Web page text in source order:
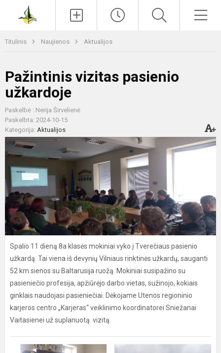
Titulinis Naujienos Aktualijos
Pažintinis vizitas pasienio
užkardoje
Paskelbė : Nerija Širvelienė
Paskelbta: 2024-10-15
Kategorija: Aktualijos
Spalio 11 dieną 8a klasės mokiniai vyko į Tverečiaus pasienio
užkardą. Tai viena iš devynių Vilniaus rinktinės užkardų, sauganti
52 km sienos su Baltarusija ruožą. Mokiniai susipažino su
pasieniečio profesija, apžiūrėjo darbo vietas, sužinojo, kokiais
ginklais naudojasi pasieniečiai. Dėkojame Utenos regioninio
karjeros centro „Karjeras“ veiklinimo koordinatorei Sniežanai
Vaitasienei už suplanuotą vizitą.